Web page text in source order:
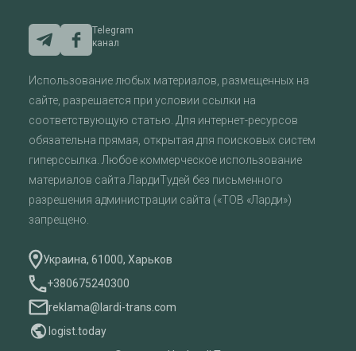
Telegram
канал
Использование любых материалов, размещенных на
сайте, разрешается при условии ссылки на
соответствующую статью. Для интернет-ресурсов
обязательна прямая, открытая для поисковых систем
гиперссылка. Любое коммерческое использование
материалов сайта ЛардиТудей без письменного
разрешения администрации сайта («ТОВ «Ларди»)
запрещено.
Украина, 61000, Харьков
+380675240300
reklama@lardi-trans.com
logist.today